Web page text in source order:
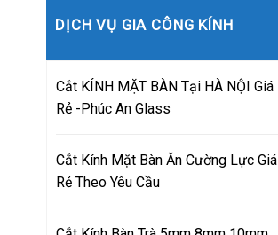
DỊCH VỤ GIA CÔNG KÍNH
Cắt KÍNH MẶT BÀN Tại HÀ NỘI Giá
Rẻ -Phúc An Glass
Cắt Kính Mặt Bàn Ăn Cường Lực Giá
Rẻ Theo Yêu Cầu